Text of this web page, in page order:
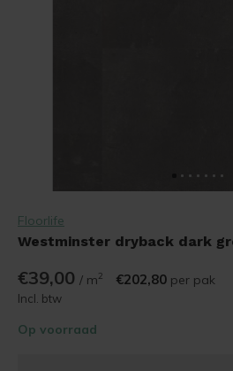
Floorlife
Westminster dryback dark
€39,00 / m2 €202,80 per pak
Incl. btw
Op voorraad